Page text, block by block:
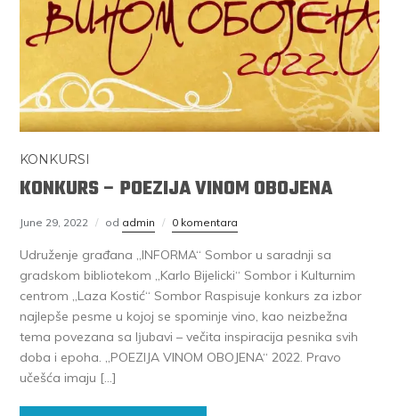
KONKURSI
KONKURS – POEZIJA VINOM OBOJENA
June 29, 2022 od admin 0 komentara
Udruženje građana „INFORMA“ Sombor u saradnji sa
gradskom bibliotekom „Karlo Bijelicki“ Sombor i Kulturnim
centrom „Laza Kostić“ Sombor Raspisuje konkurs za izbor
najlepše pesme u kojoj se spominje vino, kao neizbežna
tema povezana sa lјubavi – večita inspiracija pesnika svih
doba i epoha. „POEZIJA VINOM OBOJENA“ 2022. Pravo
učešća imaju […]